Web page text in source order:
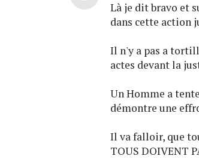
Là je dit bravo et
dans cette action
Il n'y a pas a
actes devant la
Un Homme a
démontre une
Il va falloir, que
TOUS DOIVENT